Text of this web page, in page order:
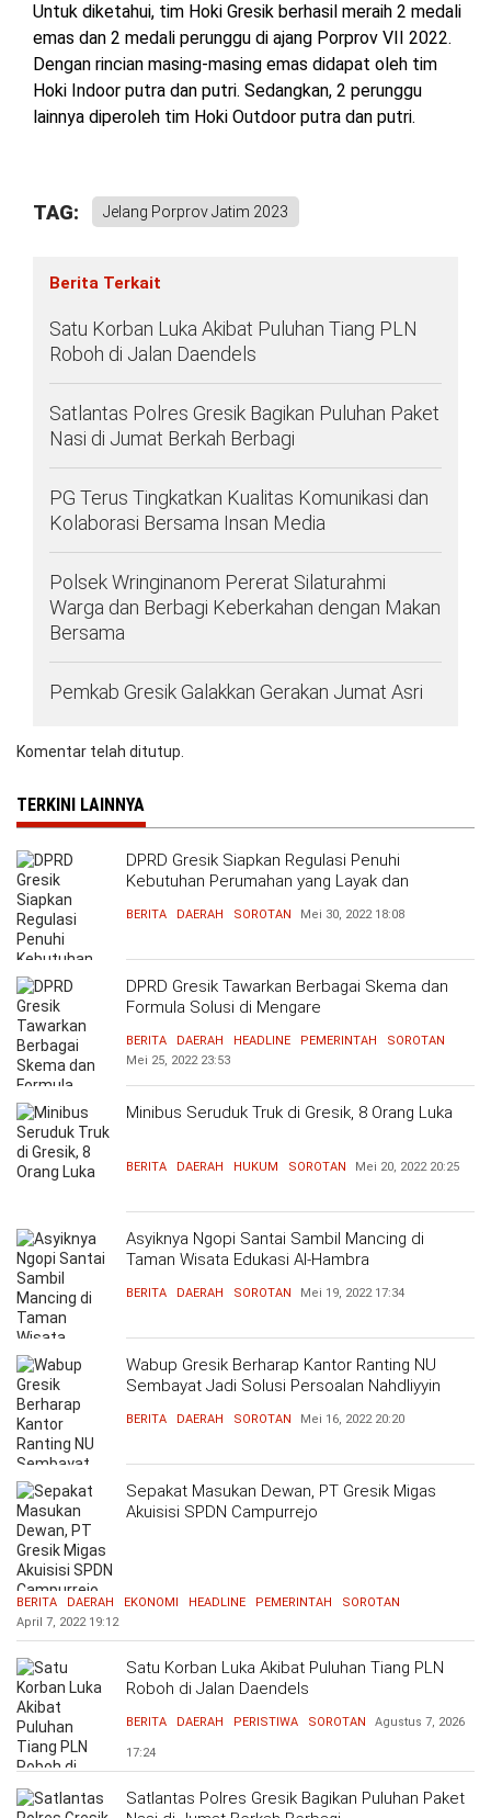
Untuk diketahui, tim Hoki Gresik berhasil meraih 2 medali
emas dan 2 medali perunggu di ajang Porprov VII 2022.
Dengan rincian masing-masing emas didapat oleh tim
Hoki Indoor putra dan putri. Sedangkan, 2 perunggu
lainnya diperoleh tim Hoki Outdoor putra dan putri.
TAG: Jelang Porprov Jatim 2023
Berita Terkait
Satu Korban Luka Akibat Puluhan Tiang PLN
Roboh di Jalan Daendels
Satlantas Polres Gresik Bagikan Puluhan Paket
Nasi di Jumat Berkah Berbagi
PG Terus Tingkatkan Kualitas Komunikasi dan
Kolaborasi Bersama Insan Media
Polsek Wringinanom Pererat Silaturahmi
Warga dan Berbagi Keberkahan dengan Makan
Bersama
Pemkab Gresik Galakkan Gerakan Jumat Asri
Komentar telah ditutup.
TERKINI LAINNYA
DPRD Gresik Siapkan Regulasi Penuhi
Kebutuhan Perumahan yang Layak dan
BERITA DAERAH SOROTAN Mei 30, 2022 18:08
DPRD Gresik Tawarkan Berbagai Skema dan
Formula Solusi di Mengare
BERITA DAERAH HEADLINE PEMERINTAH
SOROTAN
Mei 25, 2022 23:53
Minibus Seruduk Truk di Gresik, 8 Orang Luka
BERITA DAERAH HUKUM SOROTAN Mei 20, 2022 20:25
Asyiknya Ngopi Santai Sambil Mancing di
Taman Wisata Edukasi Al-Hambra
BERITA DAERAH SOROTAN Mei 19, 2022 17:34
Wabup Gresik Berharap Kantor Ranting NU
Sembayat Jadi Solusi Persoalan Nahdliyyin
BERITA DAERAH SOROTAN Mei 16, 2022 20:20
Sepakat Masukan Dewan, PT Gresik Migas
Akuisisi SPDN Campurrejo
BERITA DAERAH EKONOMI HEADLINE PEMERINTAH
SOROTAN
April 7, 2022 19:12
Satu Korban Luka Akibat Puluhan Tiang PLN
Roboh di Jalan Daendels
BERITA DAERAH PERISTIWA SOROTAN Agustus 7, 2026
17:24
Satlantas Polres Gresik Bagikan Puluhan Paket